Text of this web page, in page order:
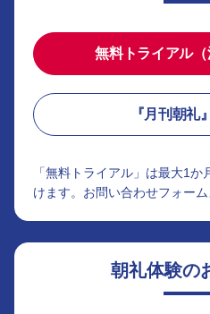
無料トライアル（
『月刊朝礼
「無料トライアル」は最大1
けます。お問い合わせフォー
朝礼体験の